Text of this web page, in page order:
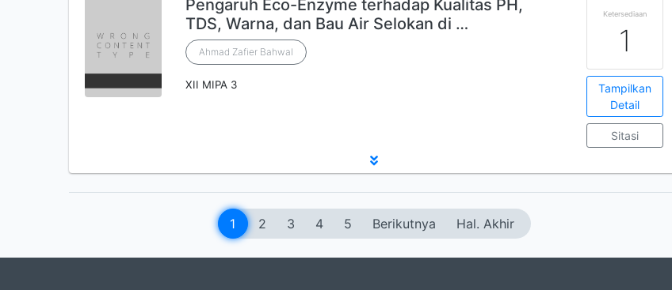
Pengaruh Eco-Enzyme terhadap Kualitas PH,
TDS, Warna, dan Bau Air Selokan di …
Ahmad Zafier Bahwal
XII MIPA 3
Ketersediaan
1
Tampilkan
Detail
Sitasi
1 2 3 4 5 Berikutnya Hal. Akhir